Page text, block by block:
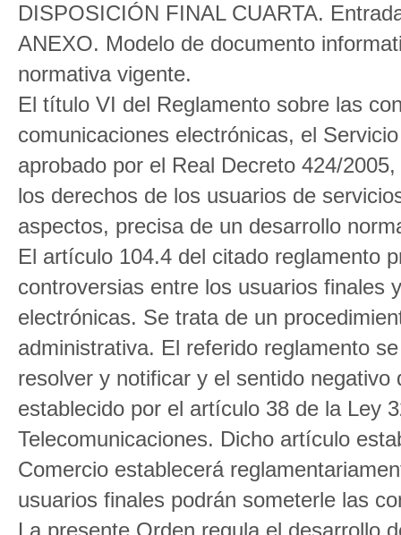
DISPOSICIÓN FINAL CUARTA.
ANEXO. Modelo de documento
normativa vigente.
El título VI del Reglamento sobre las
comunicaciones electrónicas, el
aprobado por el Real Decreto 424/
los derechos de los usuarios de
aspectos, precisa de un desarrollo
El artículo 104.4 del citado reglamento
controversias entre los usuarios finales
electrónicas. Se trata de un
administrativa. El referido reglamento
resolver y notificar y el sentido
establecido por el artículo 38 de la Ley
Telecomunicaciones. Dicho artículo
Comercio establecerá
usuarios finales podrán someterle las
La presente Orden regula el desarrollo